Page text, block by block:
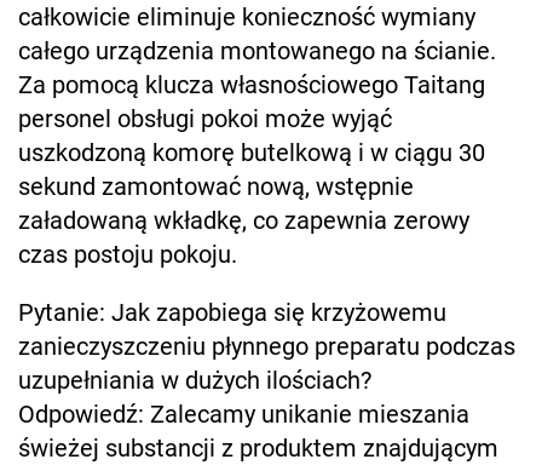
całkowicie eliminuje konieczność wymiany
całego urządzenia montowanego na ścianie.
Za pomocą klucza własnościowego Taitang
personel obsługi pokoi może wyjąć
uszkodzoną komorę butelkową i w ciągu 30
sekund zamontować nową, wstępnie
załadowaną wkładkę, co zapewnia zerowy
czas postoju pokoju.
Pytanie: Jak zapobiega się krzyżowemu
zanieczyszczeniu płynnego preparatu podczas
uzupełniania w dużych ilościach?
Odpowiedź: Zalecamy unikanie mieszania
świeżej substancji z produktem znajdującym